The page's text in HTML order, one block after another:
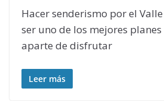
Hacer senderismo por el
ser uno de los mejores
aparte de disfrutar
Leer más